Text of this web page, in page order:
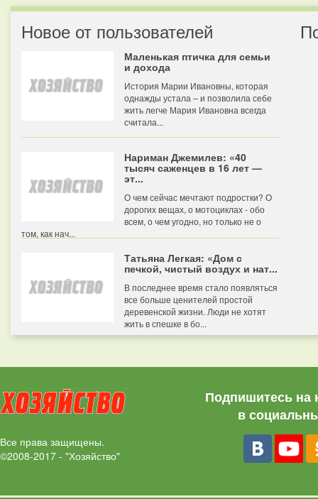
Новое от пользователей
Маленькая птичка для семьи
и дохода
История Марии Ивановны, которая
однажды устала – и позволила себе
жить легче Мария Ивановна всегда
считала...
Нариман Джемилев: «40
тысяч саженцев в 16 лет —
эт...
О чем сейчас мечтают подростки? О
дорогих вещах, о мотоциклах - обо
всем, о чем угодно, но только не о
том, как нач...
Татьяна Легкая: «Дом с
печкой, чистый воздух и нат...
В последнее время стало появляться
все больше ценителей простой
деревенской жизни. Люди не хотят
жить в спешке в бо...
Все права защищены.
©2008-2017 - "Хозяйство"
Подпишитесь на
в